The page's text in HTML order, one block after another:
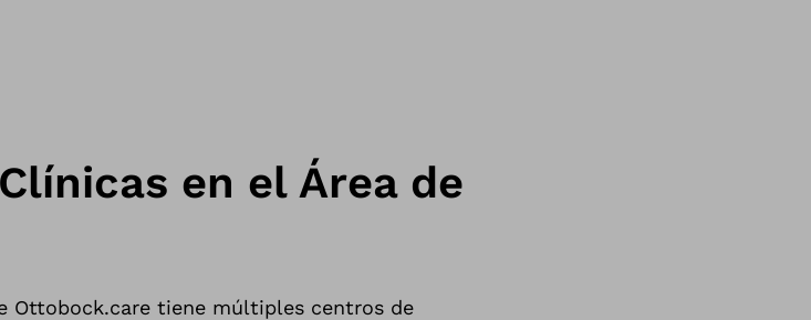
en el Área de
Ottobock.care tiene múltiples centros de